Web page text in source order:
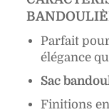
Parfait
élégance
Sac
Finitions